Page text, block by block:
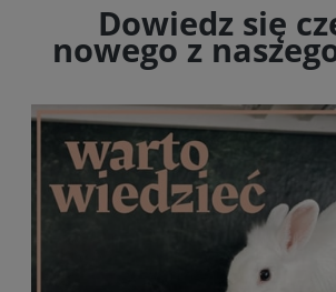
Dowiedz się
nowego z